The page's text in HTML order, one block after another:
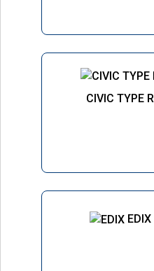
CIVIC TYPE R
EDIX